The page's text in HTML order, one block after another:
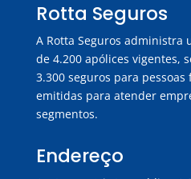
Rotta Seguros
A Rotta Seguros administra
de 4.200 apólices vigentes,
3.300 seguros para pessoas
emitidas para atender
segmentos.
Endereço